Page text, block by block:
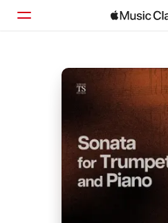
ホーム
見つける